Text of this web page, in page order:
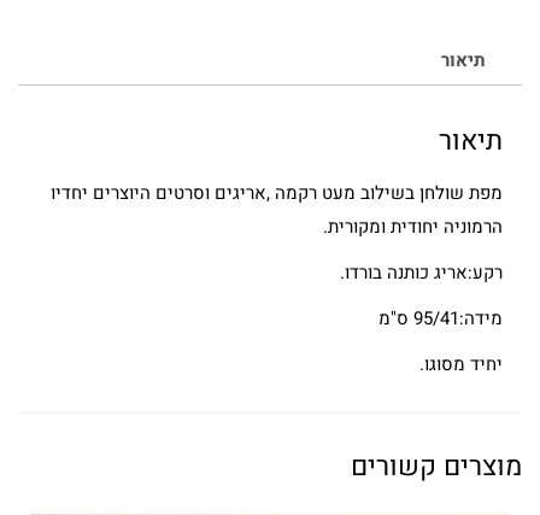
תיאור
תיאור
מפת שולחן בשילוב מעט רקמה ,אריגים וסרטים היוצרים יחדיו
הרמוניה יחודית ומקורית.
רקע:אריג כותנה בורדו.
מידה:95/41 ס"מ
יחיד מסוגו.
מוצרים קשורים